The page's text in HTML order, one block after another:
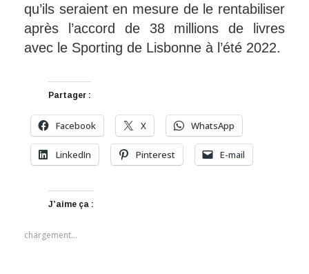
qu’ils seraient en mesure de le rentabiliser
après l’accord de 38 millions de livres
avec le Sporting de Lisbonne à l’été 2022.
Partager :
Facebook X WhatsApp
LinkedIn Pinterest E-mail
J’aime ça :
chargement…